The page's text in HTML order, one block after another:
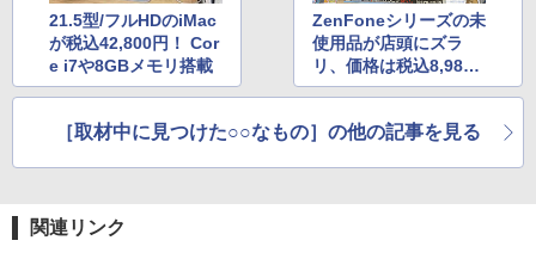
21.5型/フルHDのiMac
が税込42,800円！ Cor
e i7や8GBメモリ搭載
ZenFoneシリーズの未
使用品が店頭にズラ
リ、価格は税込8,980
円から
［取材中に見つけた○○なもの］の他の記事を見る
関連リンク